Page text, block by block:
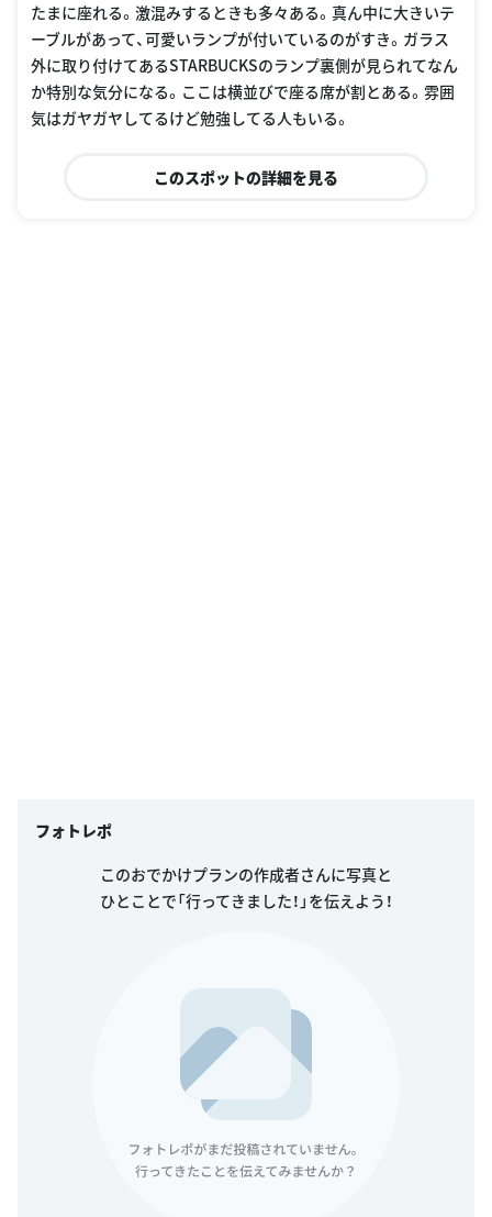
たまに座れる。激混みするときも多々ある。真ん中に大きいテ
ーブルがあって、可愛いランプが付いているのがすき。ガラス
外に取り付けてあるSTARBUCKSのランプ裏側が見られてなん
か特別な気分になる。ここは横並びで座る席が割とある。雰囲
気はガヤガヤしてるけど勉強してる人もいる。
このスポットの詳細を見る
フォトレポ
このおでかけプランの作成者さんに写真と
ひとことで「行ってきました！」を伝えよう！